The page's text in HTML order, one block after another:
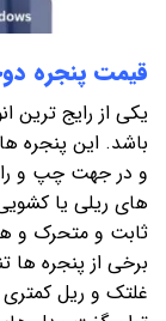
قیمت پنجره
یکی از رایج ترین
باشد. این پنجره
و در جهت چپ و
های ریلی یا
ثابت و متحرک و
برخی از پنجره
غلتک و ریل